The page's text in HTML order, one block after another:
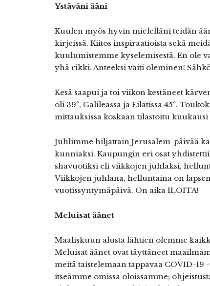
Ystäväni ääni
Kuulen myös hyvin mielelläni teidän
kirjeissä. Kiitos inspiraatioista sekä
kuulumistemme kyselemisestä. En ole
yhä rikki. Anteeksi vaiti oleminen!
Kesä saapui ja toi viikon kestäneet
oli 39°, Galileassa ja Eilatissa 45°.
mittauksissa koskaan tilastoitu kuukausi
Juhlimme hiljattain Jerusalem-päivää
kunniaksi. Kaupungin eri osat
shavuotiksi eli viikkojen juhlaksi,
Viikkojen juhlana, helluntaina on
vuotissyntymäpäivä. On aika ILOITA!
Meluisat äänet
Maaliskuun alusta lähtien olemme
Meluisat äänet ovat täyttäneet
meitä taistelemaan tappavaa COVID-
itseämme omissa oloissamme;